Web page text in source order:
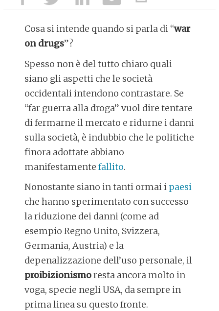
Cosa si intende quando si parla di “war
on drugs”?
Spesso non è del tutto chiaro quali
siano gli aspetti che le società
occidentali intendono contrastare. Se
“far guerra alla droga” vuol dire tentare
di fermarne il mercato e ridurne i danni
sulla società, è indubbio che le politiche
finora adottate abbiano
manifestamentefallito.
Nonostante siano in tanti ormai i paesi
che hanno sperimentato con successo
la riduzione dei danni (come ad
esempio Regno Unito, Svizzera,
Germania, Austria) e la
depenalizzazione dell’uso personale, il
proibizionismoresta ancora molto in
voga, specie negli USA, da sempre in
prima linea su questo fronte.